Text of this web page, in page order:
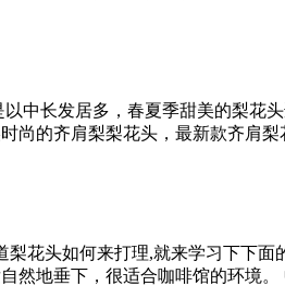
中长发居多，春夏季甜美的梨
尚的齐肩梨梨花头，最新款齐肩梨
花头如何来打理,就来学习下下
然地垂下，很适合咖啡馆的环境。